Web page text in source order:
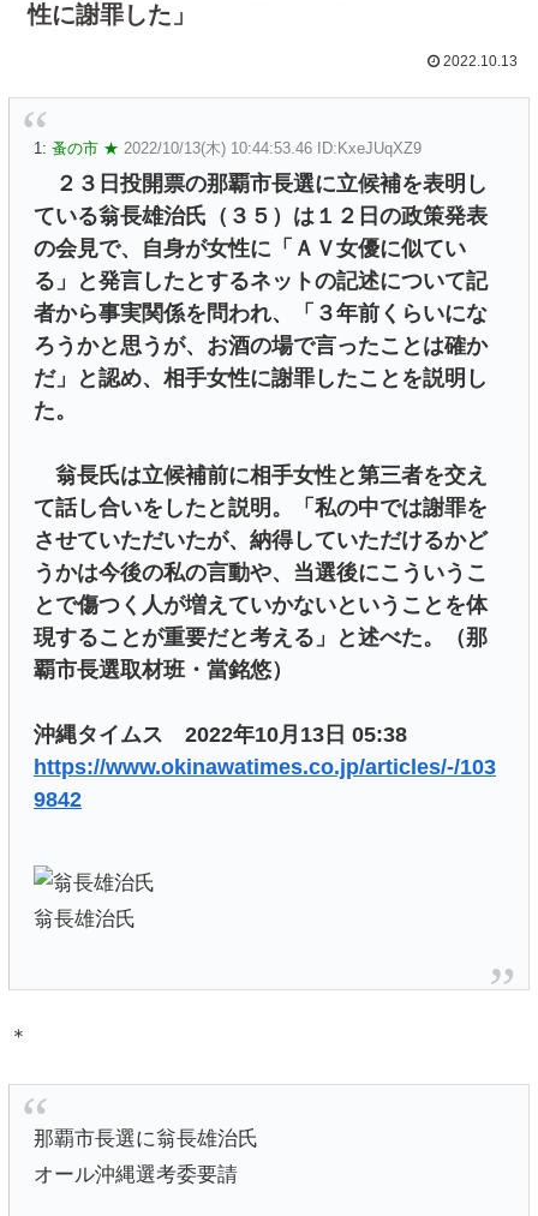
性に謝罪した」
2022.10.13
1: 蚤の市 ★ 2022/10/13(木) 10:44:53.46 ID:KxeJUqXZ9
２３日投開票の那覇市長選に立候補を表明し
ている翁長雄治氏（３５）は１２日の政策発表
の会見で、自身が女性に「ＡＶ女優に似てい
る」と発言したとするネットの記述について記
者から事実関係を問われ、「３年前くらいにな
ろうかと思うが、お酒の場で言ったことは確か
だ」と認め、相手女性に謝罪したことを説明し
た。
翁長氏は立候補前に相手女性と第三者を交え
て話し合いをしたと説明。「私の中では謝罪を
させていただいたが、納得していただけるかど
うかは今後の私の言動や、当選後にこういうこ
とで傷つく人が増えていかないということを体
現することが重要だと考える」と述べた。（那
覇市長選取材班・當銘悠）
沖縄タイムス 2022年10月13日 05:38
https://www.okinawatimes.co.jp/articles/-/103
9842
翁長雄治氏
＊
那覇市長選に翁長雄治氏
オール沖縄選考委要請